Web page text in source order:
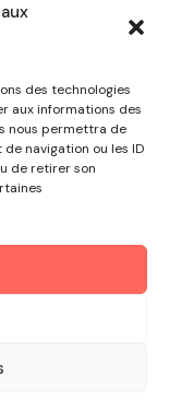
des technologies
aux informations des
nous permettra de
navigation ou les ID
de retirer son